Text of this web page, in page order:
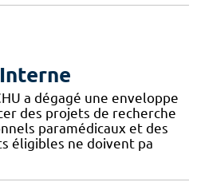
a dégagé une enveloppe
des projets de recherche
paramédicaux et des
éligibles ne doivent pa